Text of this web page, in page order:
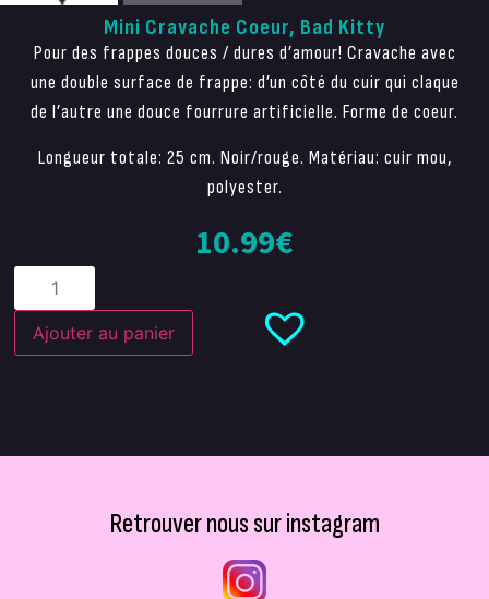
Mini Cravache Coeur, Bad Kitty
Pour des frappes douces / dures d’amour! Cravache avec
une double surface de frappe: d’un côté du cuir qui claque
de l’autre une douce fourrure artificielle. Forme de coeur.
Longueur totale: 25 cm. Noir/rouge. Matériau: cuir mou,
polyester.
10.99€
Ajouter au panier
Retrouver nous sur instagram